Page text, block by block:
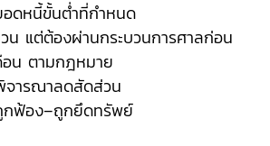
อดหนี้ขั้นต่ำที่กำหนด
น แต่ต้องผ่านกระบวนการศาลก่อน
อน ตามกฎหมาย
จารณาลดสัดส่วน
กฟ้อง–ถูกยึดทรัพย์